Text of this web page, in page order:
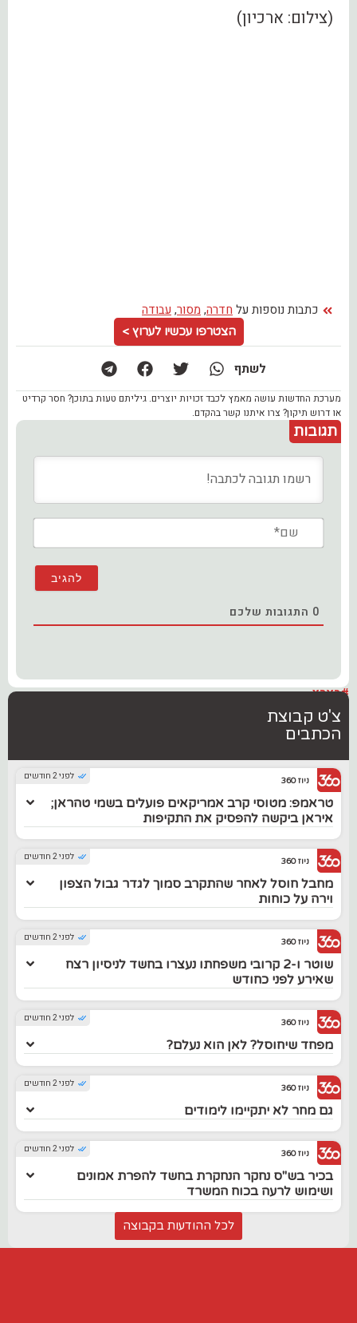
(צילום: ארכיון)
כתבות נוספות על חדרה, מסור, עבודה
הצטרפו עכשיו לערוץ >
לשתף
מערכת החדשות עושה מאמץ לכבד זכויות יוצרים. גיליתם טעות בתוכן? חסר קרדיט
או דרוש תיקון? צרו איתנו קשר בהקדם.
תגובות
0 התגובות שלכם
#בארץ
צ'ט קבוצת
הכתבים
לפני 2 חודשים ניוז 360
טראמפ: מטוסי קרב אמריקאים פועלים בשמי טהראן;
איראן ביקשה להפסיק את התקיפות
לפני 2 חודשים ניוז 360
מחבל חוסל לאחר שהתקרב סמוך לגדר גבול הצפון
וירה על כוחות
לפני 2 חודשים ניוז 360
שוטר ו-2 קרובי משפחתו נעצרו בחשד לניסיון רצח
שאירע לפני כחודש
לפני 2 חודשים ניוז 360
מפחד שיחוסל? לאן הוא נעלם?
לפני 2 חודשים ניוז 360
גם מחר לא יתקיימו לימודים
לפני 2 חודשים ניוז 360
בכיר בש"ס נחקר הנחקרת בחשד להפרת אמונים
ושימוש לרעה בכוח המשרד
לכל ההודעות בקבוצה